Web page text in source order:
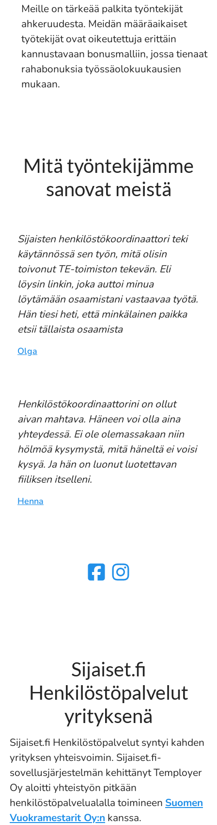
Meille on tärkeää palkita työntekijät
ahkeruudesta. Meidän määräaikaiset
työtekijät ovat oikeutettuja erittäin
kannustavaan bonusmalliin, jossa tienaat
rahabonuksia työssäolokuukausien
mukaan.
Mitä työntekijämme
sanovat meistä
Sijaisten henkilöstökoordinaattori teki
käytännössä sen työn, mitä olisin
toivonut TE-toimiston tekevän. Eli
löysin linkin, joka auttoi minua
löytämään osaamistani vastaavaa työtä.
Hän tiesi heti, että minkälainen paikka
etsii tällaista osaamista
Olga
Henkilöstökoordinaattorini on ollut
aivan mahtava. Häneen voi olla aina
yhteydessä. Ei ole olemassakaan niin
hölmöä kysymystä, mitä häneltä ei voisi
kysyä. Ja hän on luonut luotettavan
fiiliksen itselleni.
Henna
Sijaiset.fi
Henkilöstöpalvelut
yrityksenä
Sijaiset.fi Henkilöstöpalvelut syntyi kahden
yrityksen yhteisvoimin. Sijaiset.fi-
sovellusjärjestelmän kehittänyt Temployer
Oy aloitti yhteistyön pitkään
henkilöstöpalvelualalla toimineen Suomen
Vuokramestarit Oy:n kanssa.